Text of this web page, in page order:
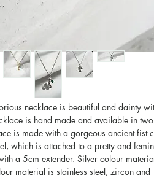
necklace is beautiful and dainty
is hand made and available in
is made with a gorgeous ancient fist
which is attached to a pretty and
a 5cm extender. Silver colour
material is stainless steel, zircon